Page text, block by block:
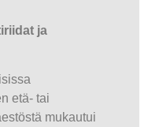
ja
etä- tai
mukautui